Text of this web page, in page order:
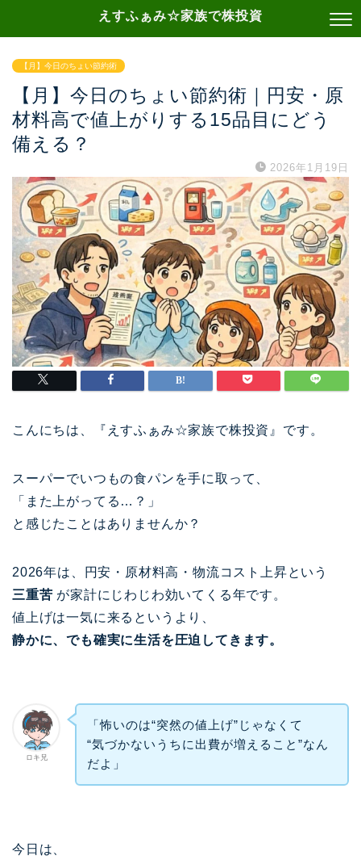
えすふぁみ☆家族で株投資
【月】今日のちょい節約術
【月】今日のちょい節約術｜円安・原
材料高で値上がりする15品目にどう
備える？
2026年1月19日
こんにちは、『えすふぁみ☆家族で株投資』です。
スーパーでいつもの食パンを手に取って、
「また上がってる…？」
と感じたことはありませんか？
2026年は、円安・原材料高・物流コスト上昇という
三重苦 が家計にじわじわ効いてくる年です。
値上げは一気に来るというより、
静かに、でも確実に生活を圧迫してきます。
ロキ兄
「怖いのは“突然の値上げ”じゃなくて
“気づかないうちに出費が増えること”なん
だよ」
今日は、